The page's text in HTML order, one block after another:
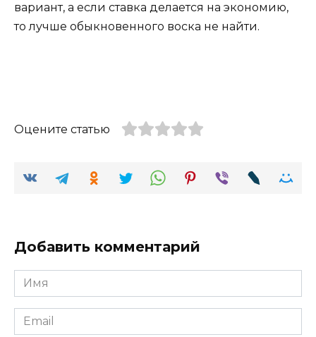
вариант, а если ставка делается на экономию,
то лучше обыкновенного воска не найти.
Оцените статью
Добавить комментарий
Имя
Email